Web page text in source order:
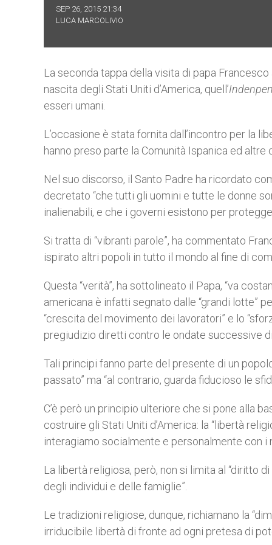
SEP 26, 2015 21:34
LUCA MARCOLIVIO
La seconda tappa della visita di papa
nascita degli Stati Uniti d’America, quell’
esseri umani.
L’occasione è stata fornita dall’incontro per la
hanno preso parte la Comunità Ispanica ed altre
Nel suo discorso, il Santo Padre ha ricordato
decretato “che tutti gli uomini e tutte le donne
inalienabili, e che i governi esistono per
Si tratta di “vibranti parole”, ha commentato
ispirato altri popoli in tutto il mondo al fine di
Questa “verità”, ha sottolineato il Papa, “va
americana è infatti segnato dalle “grandi lotte”
“crescita del movimento dei lavoratori” e lo
pregiudizio diretti contro le ondate successive
Tali principi fanno parte del presente di un
passato” ma “al contrario, guarda fiducioso le
C’è però un principio ulteriore che si pone alla
costruire gli Stati Uniti d’America: la “libertà
interagiamo socialmente e personalmente con
La libertà religiosa, però, non si limita al “diritto
degli individui e delle famiglie”.
Le tradizioni religiose, dunque, richiamano la
irriducibile libertà di fronte ad ogni pretesa di